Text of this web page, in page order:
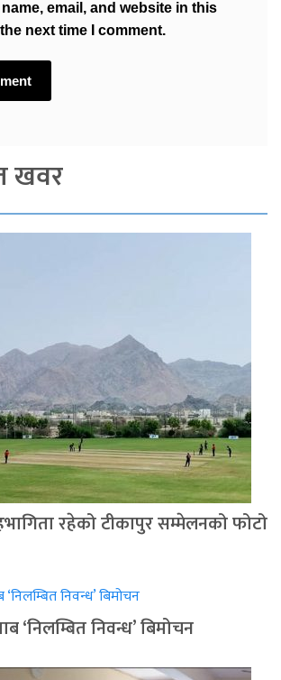
email, and website in this
next time I comment.
खवर
रहेको टीकापुर सम्मेलनको फोटो
‘निलम्बित निवन्ध’ बिमोचन